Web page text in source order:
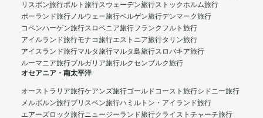
リスボン旅行ポルト旅行スウェーデン旅行ストックホルム旅行
ポーランド旅行ノルウェー旅行ベルゲン旅行デンマーク旅行
コペンハーゲン旅行スロベニア旅行フランクフルト旅行
アイルランド旅行モナコ旅行エストニア旅行タリン旅行
アイスランド旅行マルタ旅行マルタ島旅行スロバキア旅行
ルーマニア旅行ブルガリア旅行ルクセンブルク旅行
オセアニア・南太平洋
オーストラリア旅行ケアンズ旅行ゴールドコースト旅行シドニー旅行
メルボルン旅行ブリスベン旅行ハミルトン・アイランド旅行
エアーズロック旅行ニュージーランド旅行クライストチャーチ旅行